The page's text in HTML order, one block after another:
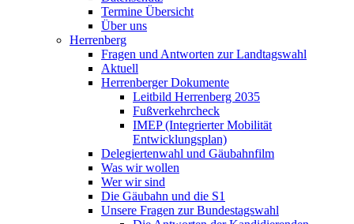
Termine Übersicht
Über uns
Herrenberg
Fragen und Antworten zur Landtagswahl
Aktuell
Herrenberger Dokumente
Leitbild Herrenberg 2035
Fußverkehrcheck
IMEP (Integrierter Mobilität
Entwicklungsplan)
Delegiertenwahl und Gäubahnfilm
Was wir wollen
Wer wir sind
Die Gäubahn und die S1
Unsere Fragen zur Bundestagswahl